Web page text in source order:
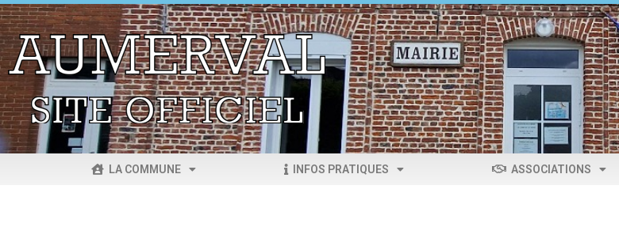
LA COMMUNE INFOS PRATIQUES ASSOCIATIONS